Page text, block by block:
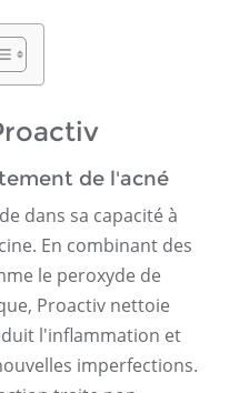
de l'acné
dans sa capacité à
En combinant des
le peroxyde de
Proactiv nettoie
l'inflammation et
imperfections.